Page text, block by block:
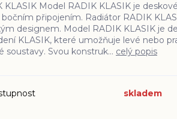
KLASIK Model RADIK KLASIK je
připojením. Radiátor RADIK
designem. Model RADIK KLASIK je
KLASIK, které umožňuje levé nebo
soustavy. Svou konstruk... celý popis
skladem